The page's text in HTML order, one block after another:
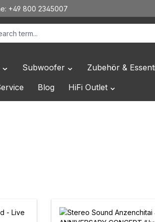
+49 800 2345007
Hersteller
menu from the category HiFi Elektronik
Open or close the dropdown menu from the
Subwoofer Open or close the
Zubehör &
Blog HiFi Outlet Open or